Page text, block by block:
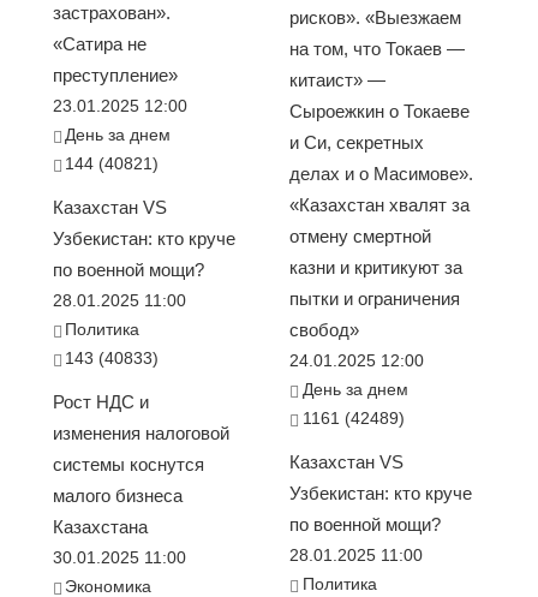
застрахован».
«Сатира не
преступление»
23.01.2025 12:00
День за днем
144 (40821)
Казахстан VS
Узбекистан: кто круче
по военной мощи?
28.01.2025 11:00
Политика
143 (40833)
Рост НДС и
изменения налоговой
системы коснутся
малого бизнеса
Казахстана
30.01.2025 11:00
Экономика
рисков». «Выезжаем
на том, что Токаев —
китаист» —
Сыроежкин о Токаеве
и Си, секретных
делах и о Масимове».
«Казахстан хвалят за
отмену смертной
казни и критикуют за
пытки и ограничения
свобод»
24.01.2025 12:00
День за днем
1161 (42489)
Казахстан VS
Узбекистан: кто круче
по военной мощи?
28.01.2025 11:00
Политика